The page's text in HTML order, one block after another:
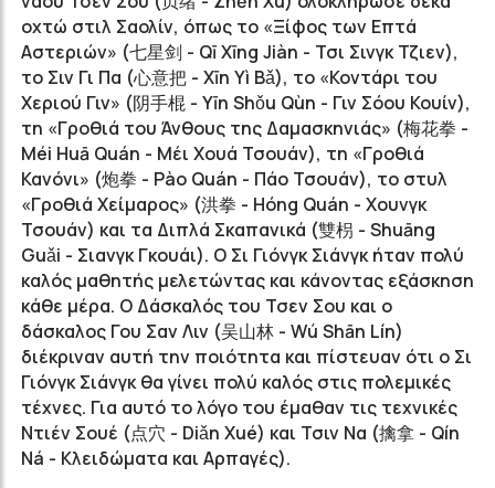
οχτώ στιλ Σαολίν, όπως το «Ξίφος των Επτά
Αστεριών» (七星剑 - Qī Xīng Jiàn - Τσι Σινγκ Τζιεν),
το Σιν Γι Πα (心意把 - Xīn Yì Bǎ), το «Κοντάρι του
Χεριού Γιν» (阴手棍 - Yīn Shǒu Qùn - Γιν Σόου Κουίν),
τη «Γροθιά του Άνθους της Δαμασκηνιάς» (梅花拳 -
Méi Huā Quán - Μέι Χουά Τσουάν), τη «Γροθιά
Κανόνι» (炮拳 - Pào Quán - Πάο Τσουάν), το στυλ
«Γροθιά Χείμαρος» (洪拳 - Hóng Quán - Χουνγκ
Τσουάν) και τα Διπλά Σκαπανικά (雙枴 - Shuāng
Guǎi - Σιανγκ Γκουάι). Ο Σι Γιόνγκ Σιάνγκ ήταν πολύ
καλός μαθητής μελετώντας και κάνοντας εξάσκηση
κάθε μέρα. Ο Δάσκαλός του Τσεν Σου και ο
δάσκαλος Γου Σαν Λιν (吴山林 - Wú Shān Lín)
διέκριναν αυτή την ποιότητα και πίστευαν ότι ο Σι
Γιόνγκ Σιάνγκ θα γίνει πολύ καλός στις πολεμικές
τέχνες. Για αυτό το λόγο του έμαθαν τις τεχνικές
Ντιέν Σουέ (点穴 - Diǎn Xué) και Τσιν Να (擒拿 - Qín
Ná - Κλειδώματα και Αρπαγές).